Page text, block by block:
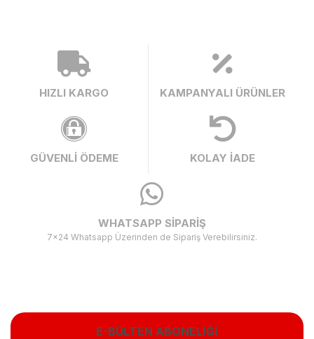
HIZLI KARGO KAMPANYALI ÜRÜNLER
GÜVENLİ ÖDEME KOLAY İADE
WHATSAPP SİPARİŞ
7x24 Whatsapp Üzerinden de Sipariş Verebilirsiniz.
E-BÜLTEN ABONELİĞİ